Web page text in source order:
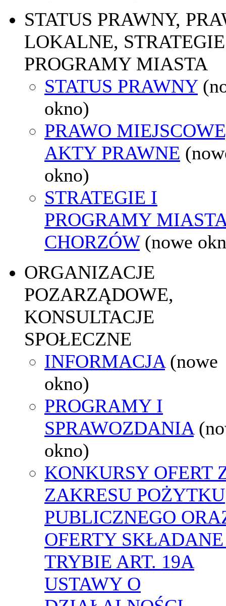
STATUS PRAWNY,
LOKALNE,
PROGRAMY MIASTA
STATUS PRAWNY
okno)
PRAWO
AKTY PRAWNE
okno)
STRATEGIE I
PROGRAMY
CHORZÓW (nowe
ORGANIZACJE
POZARZĄDOWE,
KONSULTACJE
SPOŁECZNE
INFORMACJA (nowe
okno)
PROGRAMY I
SPRAWOZDANIA
okno)
KONKURSY OFERT
ZAKRESU POŻYTKU
PUBLICZNEGO
OFERTY
TRYBIE ART. 19A
USTAWY O